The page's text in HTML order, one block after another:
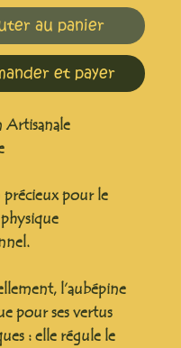
au panier
et payer
Artisanale
pour le
l’aubépine
pour ses vertus
: elle régule le